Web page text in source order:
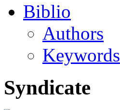
Biblio
Authors
Keywords
Syndicate